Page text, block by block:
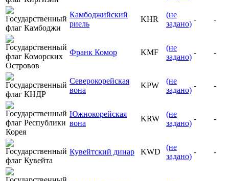
Камбоджийский
риель
KHR
(не
задано)
- -
Франк Комор KMF
(не
задано)
- -
Северокорейская
вона
KPW
(не
задано)
- -
Южнокорейская
вона
KRW
(не
задано)
- -
Кувейтский динар KWD
(не
задано)
- -